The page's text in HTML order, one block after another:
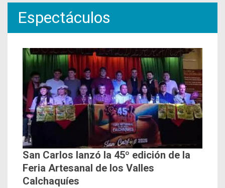
Espectáculos
San Carlos lanzó la 45º edición de la
Feria Artesanal de los Valles
Calchaquíes